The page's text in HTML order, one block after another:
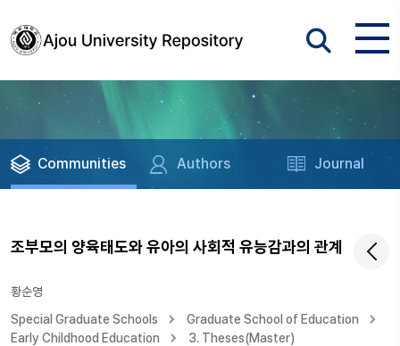
Communities Authors Journal
조부모의 양육태도와 유아의 사회적 유능감과의 관계
황순영
Special Graduate Schools
Graduate School of Education
Early Childhood Education
3. Theses(Master)